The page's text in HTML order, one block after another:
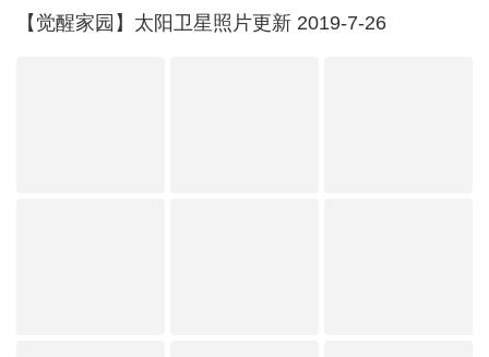
【觉醒家园】太阳卫星照片更新 2019-7-26